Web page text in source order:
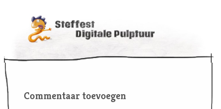
Commentaar toevoegen